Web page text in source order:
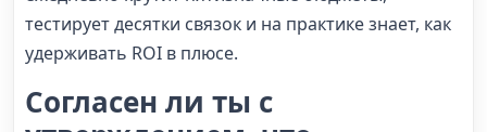
тестирует десятки связок и на практике знает, как
удерживать ROI в плюсе.
Согласен ли ты с